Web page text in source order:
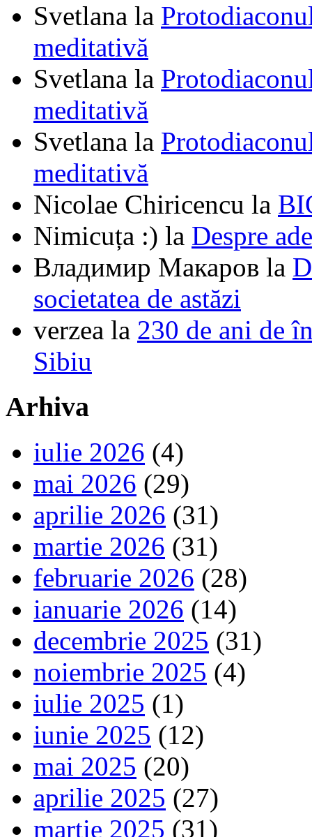
Svetlana la
meditativă
Svetlana la
meditativă
Svetlana la
meditativă
Nicolae Chiricencu la
Nimicuța :) la Despre
Владимир Макаров la
societatea de astăzi
verzea la 230 de ani de
Sibiu
Arhiva
iulie 2026 (4)
mai 2026 (29)
aprilie 2026 (31)
martie 2026 (31)
februarie 2026 (28)
ianuarie 2026 (14)
decembrie 2025 (31)
noiembrie 2025 (4)
iulie 2025 (1)
iunie 2025 (12)
mai 2025 (20)
aprilie 2025 (27)
martie 2025 (31)